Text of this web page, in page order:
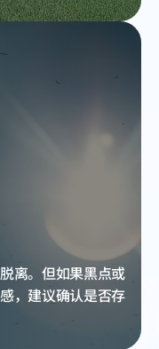
离。但如果黑点或
，建议确认是否存